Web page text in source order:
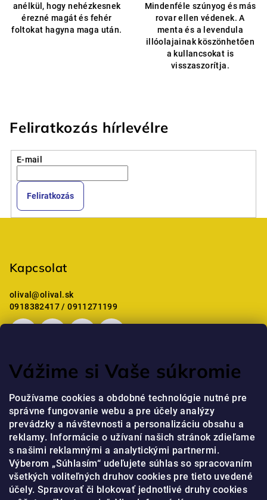
Vážime si Vaše súkromie
Používame cookies a obdobné technológie nutné pre
správne fungovanie webu a pre účely analýzy
prevádzky a návštevnosti a personalizáciu obsahu a
reklamy. Informácie o užívaní našich stránok zdieľame
s našimi reklamnými a analytickými partnermi.
Výberom „Súhlasím“ udeľujete súhlas so spracovaním
všetkých voliteľných druhov cookies pre tieto uvedené
účely. Spravovať či blokovať jednotlivé druhy cookies
anélkül, hogy nehézkesnek
érezné magát és fehér
foltokat hagyna maga után.
Mindenféle szúnyog és más
rovar ellen védenek. A
menta és a levendula
illóolajainak köszönhetően
a kullancsokat is
visszaszorítja.
Feliratkozás hírlevélre
E-mail
Feliratkozás
Kapcsolat
olival@olival.sk
0918382417 / 0911271199
A termék értékelése 5-ből 5 csillag.
| jaja
Online fizetési lehetőséget biztosítunk